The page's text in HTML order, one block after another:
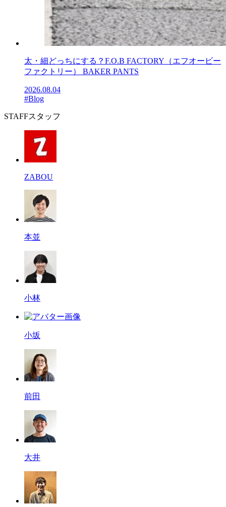
太・細どっちにする？F.O.B FACTORY（エフオービー
ファクトリー） BAKER PANTS
2026.08.04
#Blog
STAFFスタッフ
ZABOU
本並
小林
小坂
前田
大井